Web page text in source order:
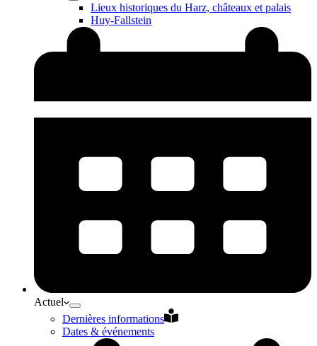
Lieux historiques du Harz, châteaux et palais
Huy-Fallstein
Actuel
Dernières informations
Dates & événements